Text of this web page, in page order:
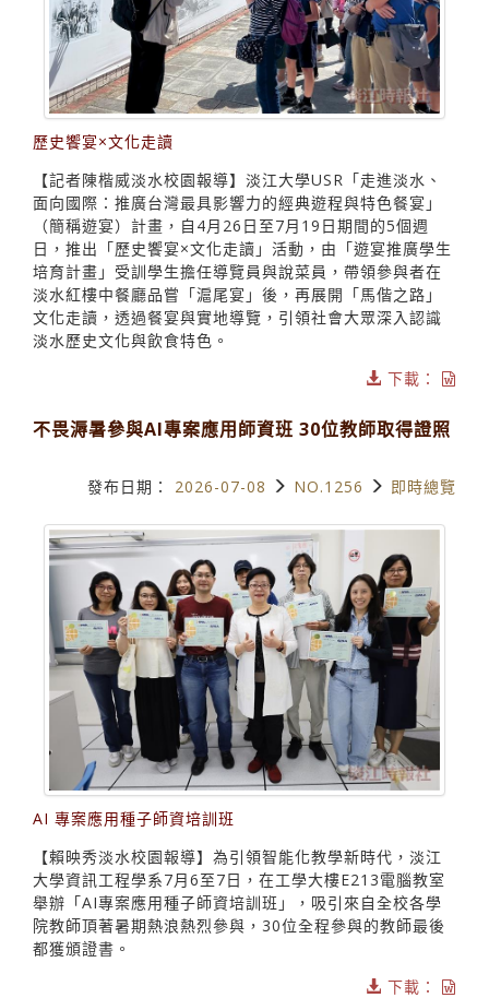
歷史饗宴×文化走讀
【記者陳楷威淡水校園報導】淡江大學USR「走進淡水、
面向國際：推廣台灣最具影響力的經典遊程與特色餐宴」
（簡稱遊宴）計畫，自4月26日至7月19日期間的5個週
日，推出「歷史饗宴×文化走讀」活動，由「遊宴推廣學生
培育計畫」受訓學生擔任導覽員與說菜員，帶領參與者在
淡水紅樓中餐廳品嘗「滬尾宴」後，再展開「馬偕之路」
文化走讀，透過餐宴與實地導覽，引領社會大眾深入認識
淡水歷史文化與飲食特色。
下載：
不畏溽暑參與AI專案應用師資班 30位教師取得證照
發布日期： 2026-07-08 NO.1256 即時總覽
AI 專案應用種子師資培訓班
【賴映秀淡水校園報導】為引領智能化教學新時代，淡江
大學資訊工程學系7月6至7日，在工學大樓E213電腦教室
舉辦「AI專案應用種子師資培訓班」，吸引來自全校各學
院教師頂著暑期熱浪熱烈參與，30位全程參與的教師最後
都獲頒證書。
下載：